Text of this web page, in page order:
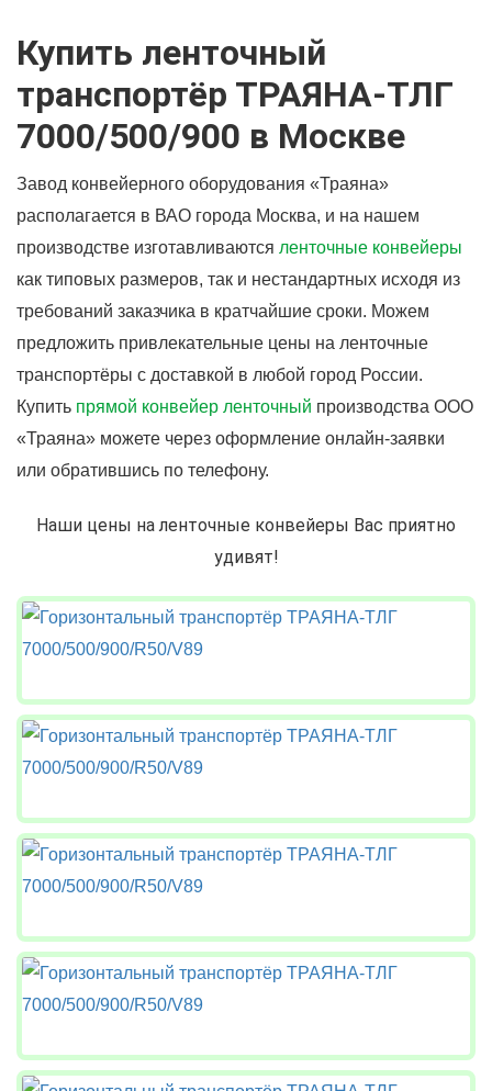
Купить ленточный
транспортёр ТРАЯНА-ТЛГ
7000/500/900 в Москве
Завод конвейерного оборудования «Траяна»
располагается в ВАО города Москва, и на нашем
производстве изготавливаются ленточные конвейеры
как типовых размеров, так и нестандартных исходя из
требований заказчика в кратчайшие сроки. Можем
предложить привлекательные цены на ленточные
транспортёры с доставкой в любой город России.
Купить прямой конвейер ленточный производства ООО
«Траяна» можете через оформление онлайн-заявки
или обратившись по телефону.
Наши цены на ленточные конвейеры Вас приятно
удивят!